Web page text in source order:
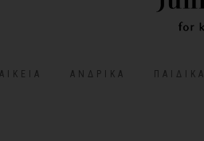
ΑΝΔΡΙΚΆ ΠΑΙΔΙΚΆ